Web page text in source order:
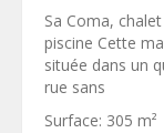
Sa Coma,
piscine Cette
située dans un
rue sans
Surface: 305 m²